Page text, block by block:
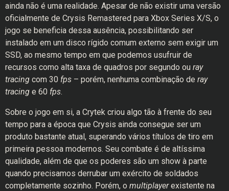
ainda não é uma realidade. Apesar de não existir uma versão
oficialmente de Crysis Remastered para Xbox Series X/S, o
jogo se beneficia dessa ausência, possibilitando ser
instalado em um disco rígido comum externo sem exigir um
SSD, ao mesmo tempo em que podemos usufruir de
recursos como alta taxa de quadros por segundo ou ray
tracing com 30 fps – porém, nenhuma combinação de ray
tracing e 60 fps.
Sobre o jogo em si, a Crytek criou algo tão à frente do seu
tempo para a época que Crysis ainda consegue ser um
produto bastante atual, superando vários títulos de tiro em
primeira pessoa modernos. Seu combate é de altíssima
qualidade, além de que os poderes são um show à parte
quando precisamos derrubar um exército de soldados
completamente sozinho. Porém, o multiplayerexistente na